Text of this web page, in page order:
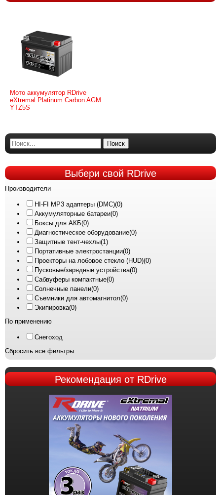
Мото аккумулятор RDrive
eXtremal Platinum Carbon AGM
YTZ5S
Поиск
Выберисвой RDrive
Производители
HI-FI MP3 адаптеры (DMC)(0)
Аккумуляторные батареи(0)
Боксы для АКБ(0)
Диагностическое оборудование(0)
Защитные тент-чехлы(1)
Портативные электростанции(0)
Проекторы на лобовое стекло (HUD)(0)
Пусковые/зарядные устройства(0)
Сабвуферы компактные(0)
Солнечные панели(0)
Съемники для автомагнитол(0)
Экипировка(0)
По применению
Снегоход
Сбросить все фильтры
Рекомендацияот RDrive